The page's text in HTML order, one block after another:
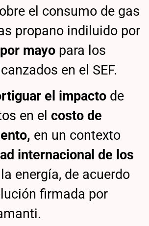
el consumo de gas
propano indiluido por
mayo para los
en el SEF.
el impacto de
en elcosto de
en un contexto
internacional de los
energía, de acuerdo
firmada por